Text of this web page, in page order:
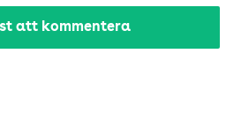
att kommentera